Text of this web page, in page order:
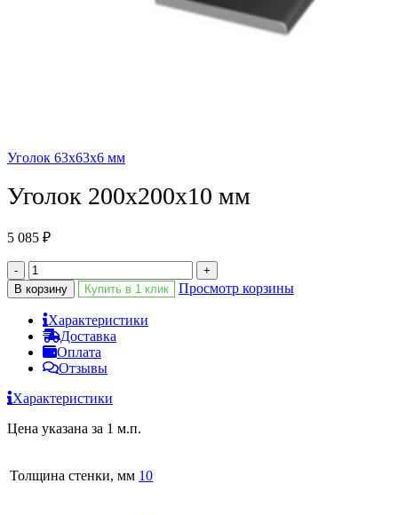
Уголок 63х63х6 мм
Уголок 200х200х10 мм
5 085 ₽
-
+
В корзину
Купить в 1 клик Просмотр корзины
Характеристики
Доставка
Оплата
Отзывы
Характеристики
Цена указана за 1 м.п.
Толщина стенки, мм 10